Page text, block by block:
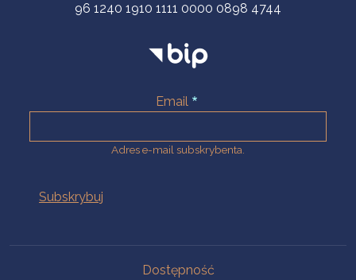
96 1240 1910 1111 0000 0898 4744
Email
Adres e-mail subskrybenta.
Dostępność